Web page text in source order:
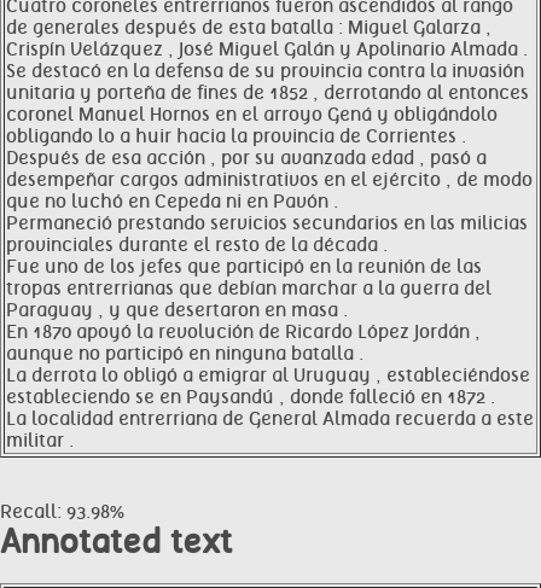
Cuatro coroneles entrerrianos fueron ascendidos al rango
de generales después de esta batalla : Miguel Galarza ,
Crispín Velázquez , José Miguel Galán y Apolinario Almada .
Se destacó en la defensa de su provincia contra la invasión
unitaria y porteña de fines de 1852 , derrotando al entonces
coronel Manuel Hornos en el arroyo Gená y obligándolo
obligando lo a huir hacia la provincia de Corrientes .
Después de esa acción , por su avanzada edad , pasó a
desempeñar cargos administrativos en el ejército , de modo
que no luchó en Cepeda ni en Pavón .
Permaneció prestando servicios secundarios en las milicias
provinciales durante el resto de la década .
Fue uno de los jefes que participó en la reunión de las
tropas entrerrianas que debían marchar a la guerra del
Paraguay , y que desertaron en masa .
En 1870 apoyó la revolución de Ricardo López Jordán ,
aunque no participó en ninguna batalla .
La derrota lo obligó a emigrar al Uruguay , estableciéndose
estableciendo se en Paysandú , donde falleció en 1872 .
La localidad entrerriana de General Almada recuerda a este
militar .
Recall: 93.98%
Annotated text